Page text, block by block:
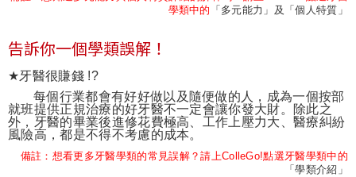
學類中的 「多元能力 」 及「個人特質 」
告訴你一個學類誤解！
★牙醫很賺錢!?
每個行業都會有好好做以及隨便做的人，成為一個按部
就班提供正規治療的好牙醫不一定會讓你發大財。除此之
外，牙醫的畢業後進修花費極高、工作上壓力大、醫療糾紛
風險高，都是不得不考慮的成本。
備註：想看更多牙醫學類的常見誤解？請上ColleGo!點選牙醫學類中的
「學類介紹 」